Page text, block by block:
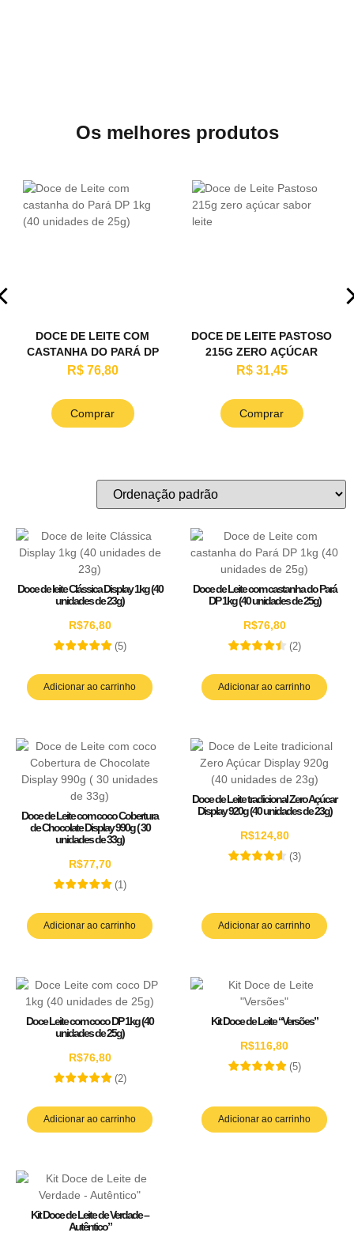
Os melhores produtos
DOCE DE LEITE COM
CASTANHA DO PARÁ DP
1KG (40 UNIDADES DE
R$ 76,80
Comprar
DOCE DE LEITE PASTOSO
215G ZERO AÇÚCAR
SABOR LEITE
R$ 31,45
Comprar
Doce de leite Clássica Display 1kg (40
unidades de 23g)
R$76,80
(5)
Adicionar ao carrinho
Doce de Leite com castanha do Pará
DP 1kg (40 unidades de 25g)
R$76,80
(2)
Adicionar ao carrinho
Doce de Leite com coco Cobertura
de Chocolate Display 990g ( 30
unidades de 33g)
R$77,70
(1)
Adicionar ao carrinho
Doce de Leite tradicional Zero Açúcar
Display 920g (40 unidades de 23g)
R$124,80
(3)
Adicionar ao carrinho
Doce Leite com coco DP 1kg (40
unidades de 25g)
R$76,80
(2)
Adicionar ao carrinho
Kit Doce de Leite “Versões”
R$116,80
(5)
Adicionar ao carrinho
Kit Doce de Leite de Verdade –
Autêntico”